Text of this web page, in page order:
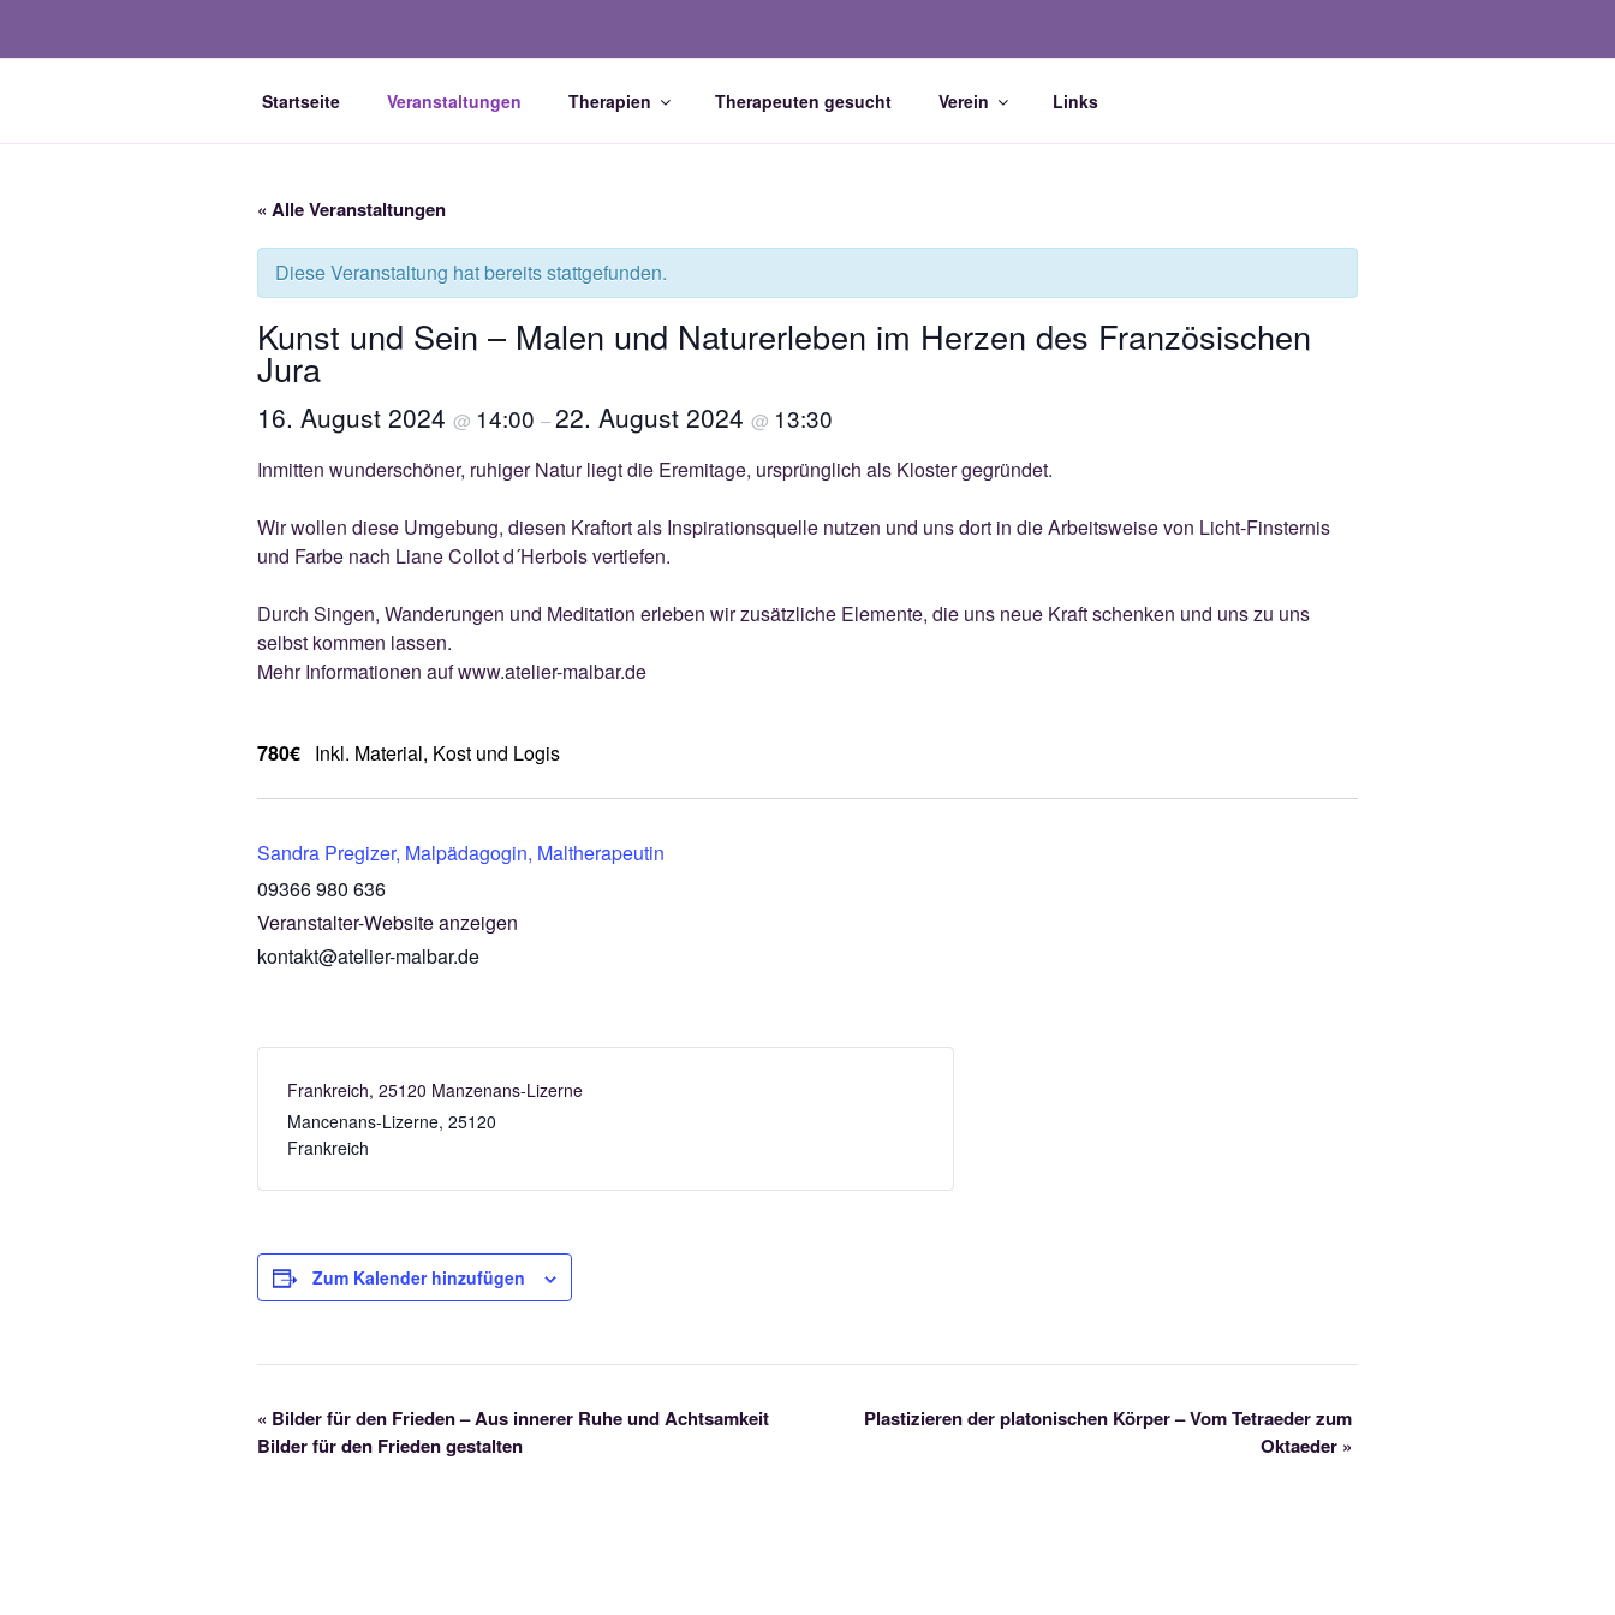
Startseite Veranstaltungen Therapien Therapeuten gesucht Verein Links
« Alle Veranstaltungen
Diese Veranstaltung hat bereits stattgefunden.
Kunst und Sein – Malen und Naturerleben im Herzen des Französischen
Jura
16. August 2024 @ 14:00 –22. August 2024 @ 13:30
Inmitten wunderschöner, ruhiger Natur liegt die Eremitage, ursprünglich als Kloster gegründet.
Wir wollen diese Umgebung, diesen Kraftort als Inspirationsquelle nutzen und uns dort in die Arbeitsweise von Licht-Finsternis
und Farbe nach Liane Collot d´Herbois vertiefen.
Durch Singen, Wanderungen und Meditation erleben wir zusätzliche Elemente, die uns neue Kraft schenken und uns zu uns
selbst kommen lassen.
Mehr Informationen auf www.atelier-malbar.de
780€ Inkl. Material, Kost und Logis
Sandra Pregizer, Malpädagogin, Maltherapeutin
09366 980 636
Veranstalter-Website anzeigen
kontakt@atelier-malbar.de
Frankreich, 25120 Manzenans-Lizerne
Mancenans-Lizerne, 25120
Frankreich
Zum Kalender hinzufügen
V
e
« Bilder für den Frieden – Aus innerer Ruhe und Achtsamkeit
Bilder für den Frieden gestalten
Plastizieren der platonischen Körper – Vom Tetraeder zum
Oktaeder »